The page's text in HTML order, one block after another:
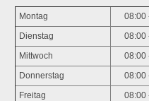
Montag 08:00
Dienstag 08:00
Mittwoch 08:00
Donnerstag 08:00
Freitag 08:00